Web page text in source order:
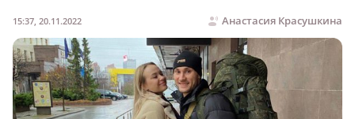
Анастасия Красушкина
15:37, 20.11.2022